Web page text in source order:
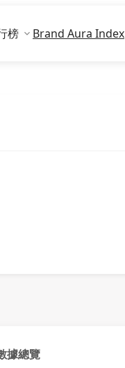
榜 Brand Aura Index
據總覽